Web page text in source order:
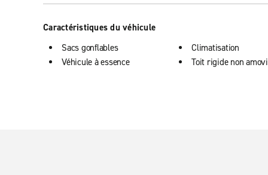
Caractéristiques du véhicule
Sacs gonflables
Véhicule à essence
Climatisation
Toit rigide non